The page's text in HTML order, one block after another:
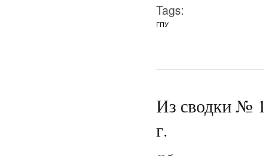
Tags:
ГПУ
Из сводки №
г.